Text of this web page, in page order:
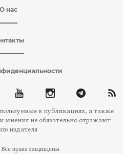
О нас
в публикациях, а также
мнения не обязательно отражают
издателя
Все права защищены